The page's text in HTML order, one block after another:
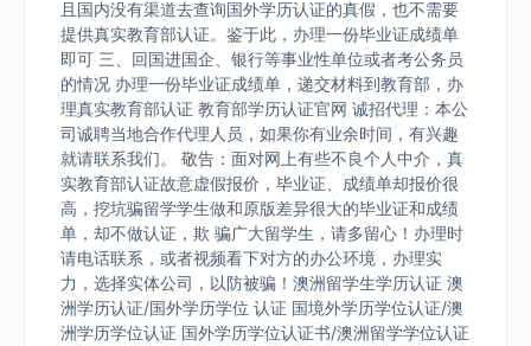
且国内没有渠道去查询国外学历认证的真假，也不需要
提供真实教育部认证。鉴于此，办理一份毕业证成绩单
即可 三、回国进国企、银行等事业性单位或者考公务员
的情况 办理一份毕业证成绩单，递交材料到教育部，办
理真实教育部认证 教育部学历认证官网 诚招代理：本公
司诚聘当地合作代理人员，如果你有业余时间，有兴趣
就请联系我们。 敬告：面对网上有些不良个人中介，真
实教育部认证故意虚假报价，毕业证、成绩单却报价很
高，挖坑骗留学学生做和原版差异很大的毕业证和成绩
单，却不做认证，欺 骗广大留学生，请多留心！办理时
请电话联系，或者视频看下对方的办公环境，办理实
力，选择实体公司，以防被骗！澳洲留学生学历认证 澳
洲学历认证/国外学历学位 认证 国境外学历学位认证/澳
洲学历学位认证 国外学历学位认证书/澳洲留学学位认证